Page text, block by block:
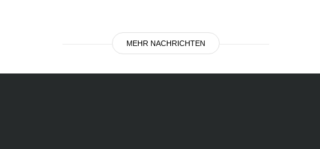
MEHR NACHRICHTEN